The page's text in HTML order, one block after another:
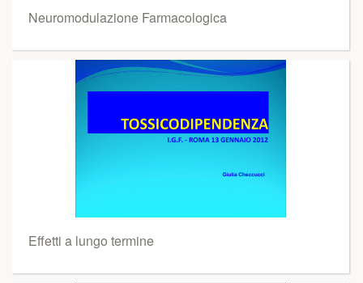
Neuromodulazione Farmacologica
Effetti a lungo termine